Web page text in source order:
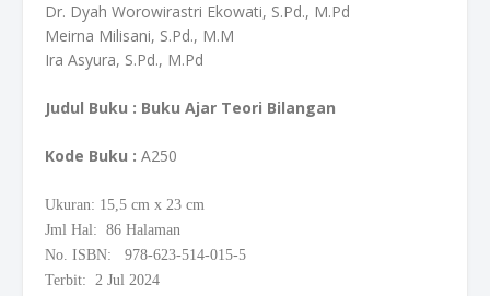
Dr. Dyah Worowirastri Ekowati, S.Pd., M.Pd
Meirna Milisani, S.Pd., M.M
Ira Asyura, S.Pd., M.Pd
Judul Buku : Buku Ajar Teori Bilangan
Kode Buku : A250
Ukuran: 15,5 cm x 23 cm
Jml Hal: 86 Halaman
No. ISBN: 978-623-514-015-5
Terbit: 2 Jul 2024